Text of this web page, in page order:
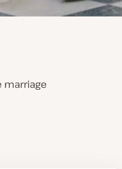
marriage